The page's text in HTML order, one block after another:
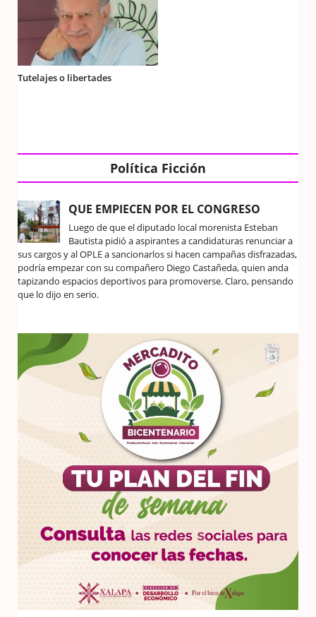
Tutelajes o libertades
Política Ficción
QUE EMPIECEN POR EL CONGRESO
Luego de que el diputado local morenista Esteban
Bautista pidió a aspirantes a candidaturas renunciar a
sus cargos y al OPLE a sancionarlos si hacen campañas disfrazadas,
podría empezar con su compañero Diego Castañeda, quien anda
tapizando espacios deportivos para promoverse. Claro, pensando
que lo dijo en serio.